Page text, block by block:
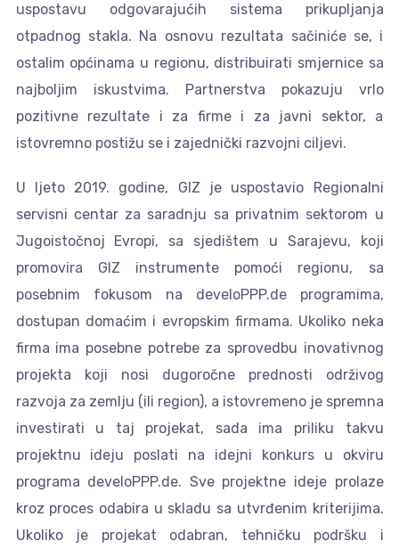
uspostavu odgovarajućih sistema prikupljanja
otpadnog stakla. Na osnovu rezultata sačiniće se, i
ostalim općinama u regionu, distribuirati smjernice sa
najboljim iskustvima. Partnerstva pokazuju vrlo
pozitivne rezultate i za firme i za javni sektor, a
istovremno postižu se i zajednički razvojni ciljevi.
U ljeto 2019. godine, GIZ je uspostavio Regionalni
servisni centar za saradnju sa privatnim sektorom u
Jugoistočnoj Evropi, sa sjedištem u Sarajevu, koji
promovira GIZ instrumente pomoći regionu, sa
posebnim fokusom na develoPPP.de programima,
dostupan domaćim i evropskim firmama. Ukoliko neka
firma ima posebne potrebe za sprovedbu inovativnog
projekta koji nosi dugoročne prednosti održivog
razvoja za zemlju (ili region), a istovremeno je spremna
investirati u taj projekat, sada ima priliku takvu
projektnu ideju poslati na idejni konkurs u okviru
programa develoPPP.de. Sve projektne ideje prolaze
kroz proces odabira u skladu sa utvrđenim kriterijima.
Ukoliko je projekat odabran, tehničku podršku i